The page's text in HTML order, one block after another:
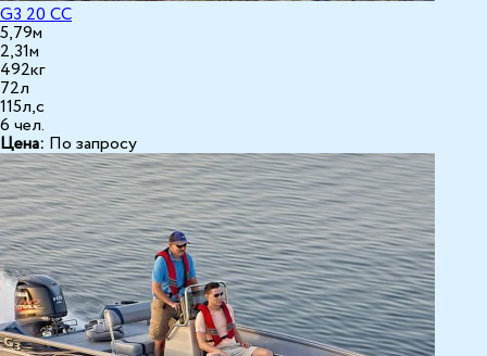
G3 20 СС
5,79м
2,31м
492кг
72л
115л,с
6 чел.
Цена: По запросу